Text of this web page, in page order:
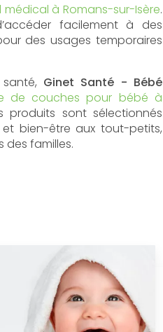
à Romans-sur-Isère.
facilement à des
des usages temporaires
Ginet Santé - Bébé
de couches pour bébé à
produits sont sélectionnés
bien-être aux tout-petits,
des familles.